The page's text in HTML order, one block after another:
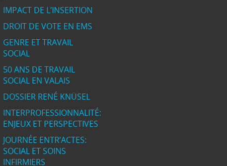
IMPACT DE L’INSERTION
DROIT DE VOTE EN EMS
GENRE ET TRAVAIL
SOCIAL
50 ANS DE TRAVAIL
SOCIAL EN VALAIS
DOSSIER RENÉ KNÜSEL
INTERPROFESSIONNALITÉ:
ENJEUX ET PERSPECTIVES
JOURNÉE ENTR’ACTES:
SOCIAL ET SOINS
INFIRMIERS